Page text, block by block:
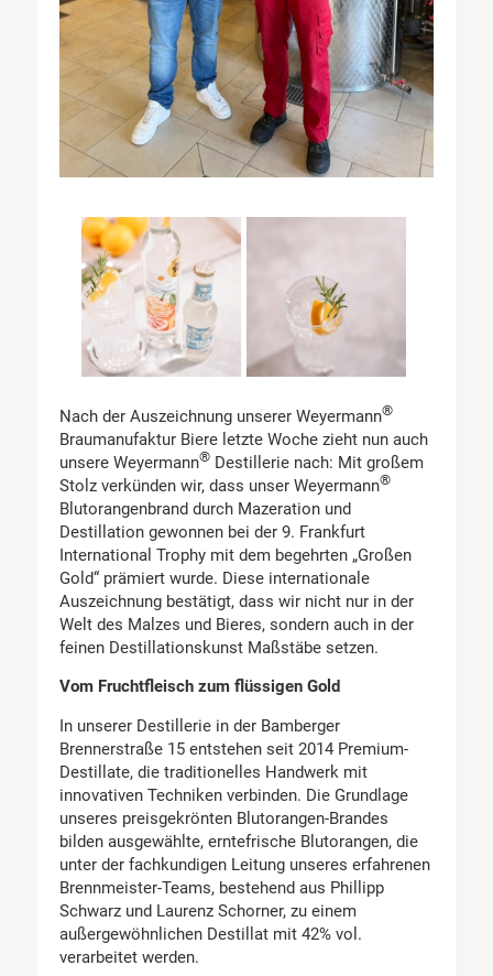
Nach der Auszeichnung unserer Weyermann®
Braumanufaktur Biere letzte Woche zieht nun auch
unsere Weyermann®Destillerie nach: Mit großem
Stolz verkünden wir, dass unser Weyermann®
Blutorangenbrand durch Mazeration und
Destillation gewonnen bei der 9. Frankfurt
International Trophy mit dem begehrten „Großen
Gold“ prämiert wurde. Diese internationale
Auszeichnung bestätigt, dass wir nicht nur in der
Welt des Malzes und Bieres, sondern auch in der
feinen Destillationskunst Maßstäbe setzen.
Vom Fruchtfleisch zum flüssigen Gold
In unserer Destillerie in der Bamberger
Brennerstraße 15 entstehen seit 2014 Premium-
Destillate, die traditionelles Handwerk mit
innovativen Techniken verbinden. Die Grundlage
unseres preisgekrönten Blutorangen-Brandes
bilden ausgewählte, erntefrische Blutorangen, die
unter der fachkundigen Leitung unseres erfahrenen
Brennmeister-Teams, bestehend aus Phillipp
Schwarz und Laurenz Schorner, zu einem
außergewöhnlichen Destillat mit 42% vol.
verarbeitet werden.